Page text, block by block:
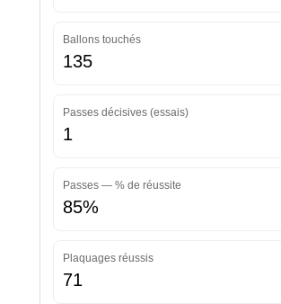
Ballons touchés
135
Passes décisives (essais)
1
Passes — % de réussite
85%
Plaquages réussis
71